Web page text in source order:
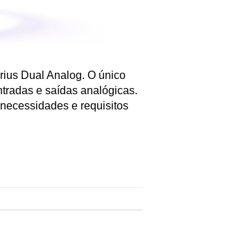
Dual Analog. O único
e saídas analógicas.
e requisitos